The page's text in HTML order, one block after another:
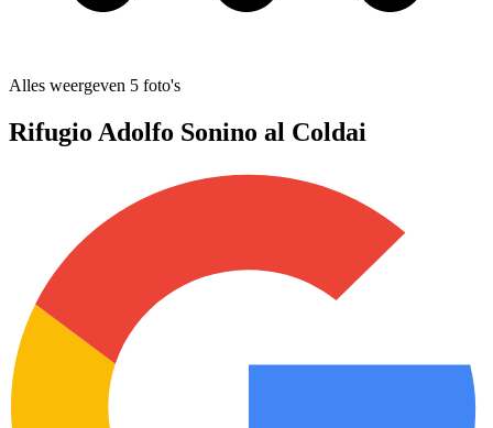
Alles weergeven 5 foto's
Rifugio Adolfo Sonino al Coldai